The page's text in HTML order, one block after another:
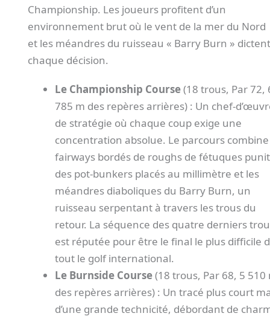
Championship. Les joueurs profitent d’un
environnement brut où le vent de la mer du Nord
et les méandres du ruisseau « Barry Burn » dictent
chaque décision.
Le Championship Course(18 trous, Par 72,
785 m des repères arrières) : Un chef-
de stratégie où chaque coup exige une
concentration absolue. Le parcours
fairways bordés de roughs de fétuques
des pot-bunkers placés au millimètre et les
méandres diaboliques du Barry Burn, un
ruisseau serpentant à travers les trous du
retour. La séquence des quatre derniers
est réputée pour être le final le plus difficile
tout le golf international.
Le Burnside Course(18 trous, Par 68, 5 510
des repères arrières) : Un tracé plus court
d’une grande technicité, débordant de